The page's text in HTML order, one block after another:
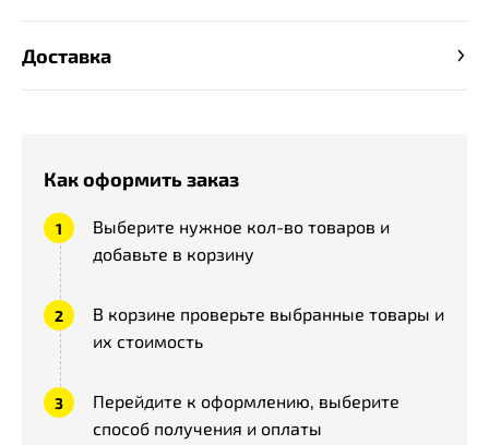
Как оформить заказ
Выберите нужное кол-во товаров и
добавьте в корзину
В корзине проверьте выбранные товары и
их стоимость
Перейдите к оформлению, выберите
способ получения и оплаты
Доставка